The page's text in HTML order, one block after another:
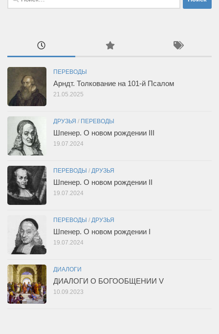
ПЕРЕВОДЫ
Арндт. Толкование на 101-й Псалом
21.05.2025
ДРУЗЬЯ / ПЕРЕВОДЫ
Шпенер. О новом рождении III
19.07.2024
ПЕРЕВОДЫ / ДРУЗЬЯ
Шпенер. О новом рождении II
19.07.2024
ПЕРЕВОДЫ / ДРУЗЬЯ
Шпенер. О новом рождении I
19.07.2024
ДИАЛОГИ
ДИАЛОГИ О БОГООБЩЕНИИ V
10.09.2023